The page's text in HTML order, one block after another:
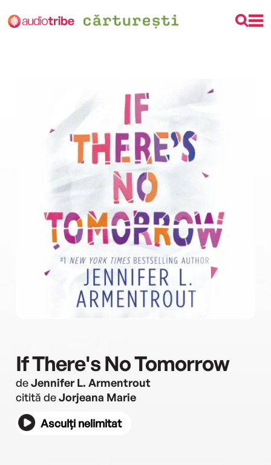
If There's No Tomorrow
deJennifer L. Armentrout
citită deJorjeana Marie
Asculți nelimitat